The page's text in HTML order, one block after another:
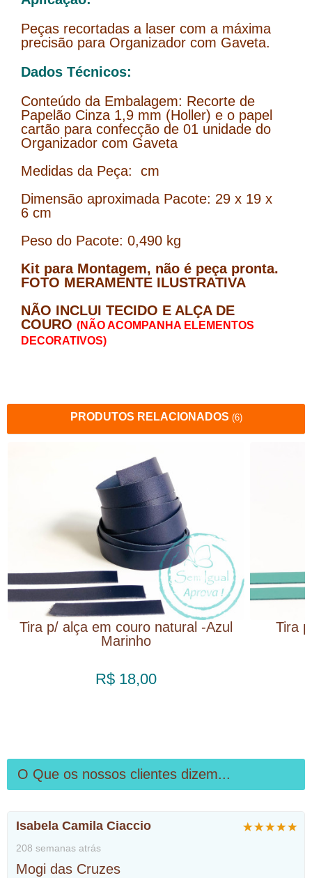
Peças recortadas a laser com a máxima
precisão para Organizador com Gaveta.
Dados Técnicos:
Conteúdo da Embalagem: Recorte de
Papelão Cinza 1,9 mm (Holler) e o papel
cartão para confecção de 01 unidade do
Organizador com Gaveta
Medidas da Peça: cm
Dimensão aproximada Pacote: 29 x 19 x
6 cm
Peso do Pacote: 0,490 kg
Kit para Montagem, não é peça pronta.
FOTO MERAMENTE ILUSTRATIVA
NÃO INCLUI TECIDO E ALÇA DE
COURO (NÃO ACOMPANHA ELEMENTOS
DECORATIVOS)
PRODUTOS RELACIONADOS (6)
Tira p/ alça em couro natural -Azul
Marinho
R$ 18,00
Tira
O Que os nossos clientes dizem...
Isabela Camila Ciaccio
208 semanas atrás
Mogi das Cruzes